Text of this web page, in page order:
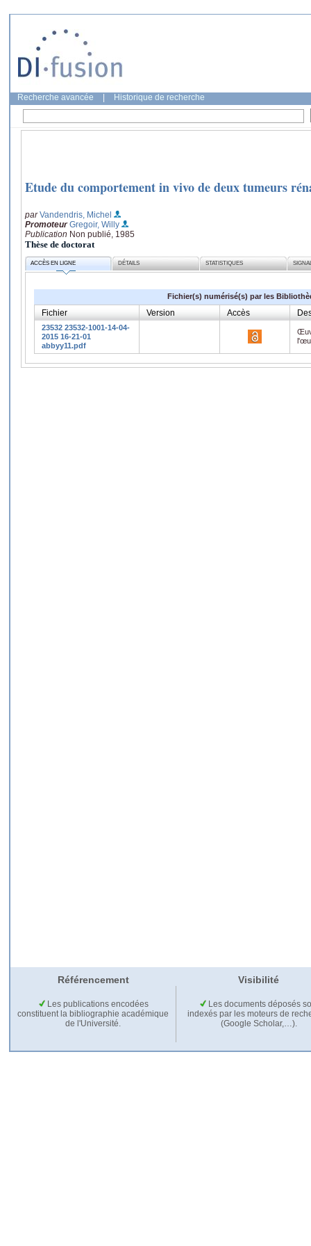
Recherche avancée Historique de recherche
Etude du comportement in vivo de deux tumeurs
parVandendris, Michel
Promoteur Gregoir, Willy
Publication Non publié, 1985
Thèse de doctorat
ACCÈS EN LIGNE DÉTAILS STATISTIQUES
Fichier(s) numérisé(s) par les
Fichier Version Accès
23532 23532-1001-14-04-
2015 16-21-01
abbyy11.pdf
Référencement Visibilité
Les publications encodées
constituent la bibliographie académique
de l'Université.
Les documents déposés
indexés par les moteurs de
(Google Scholar,…).